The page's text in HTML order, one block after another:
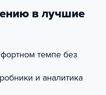
в лучшие
темпе без
и аналитика